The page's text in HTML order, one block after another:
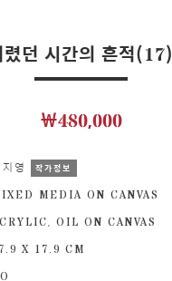
렸던 시간의 흔적(17)
￦480,000
영 작가정보
MEDIA ON CANVAS
OIL ON CANVAS
X 17.9 CM